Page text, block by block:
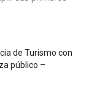
de Turismo con
público –